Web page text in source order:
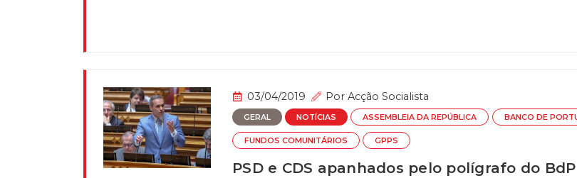
03/04/2019 Por Acção Socialista
GERAL NOTÍCIAS ASSEMBLEIA DA REPÚBLICA BANCO DE
FUNDOS COMUNITÁRIOS GPPS
PSD e CDS apanhados pelo polígrafo do